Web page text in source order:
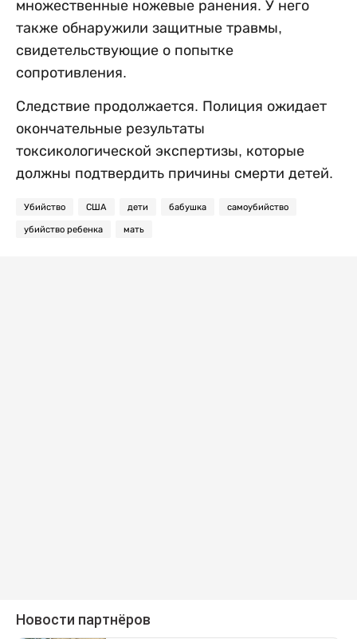
множественные ножевые ранения. У него
также обнаружили защитные травмы,
свидетельствующие о попытке
сопротивления.
Следствие продолжается. Полиция ожидает
окончательные результаты
токсикологической экспертизы, которые
должны подтвердить причины смерти детей.
Убийство США дети бабушка самоубийство
убийство ребенка мать